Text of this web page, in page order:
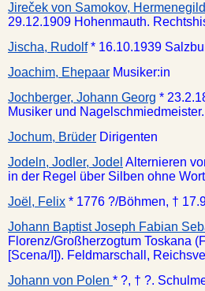
Jireček von Samokov, Hermenegild
29.12.1909 Hohenmauth.
Jischa, Rudolf * 16.10.1939
Joachim, Ehepaar Musiker:in
Jochberger, Johann Georg *
Musiker und Nagelschmiedmeister.
Jochum, Brüder Dirigenten
Jodeln, Jodler, Jodel Alternieren
in der Regel über Silben ohne
Joël, Felix * 1776 ?/Böhmen, †
Johann Baptist Joseph Fabian
Florenz/Großherzogtum Toskana
[Scena/I]). Feldmarschall,
Johann von Polen * ?, † ?.